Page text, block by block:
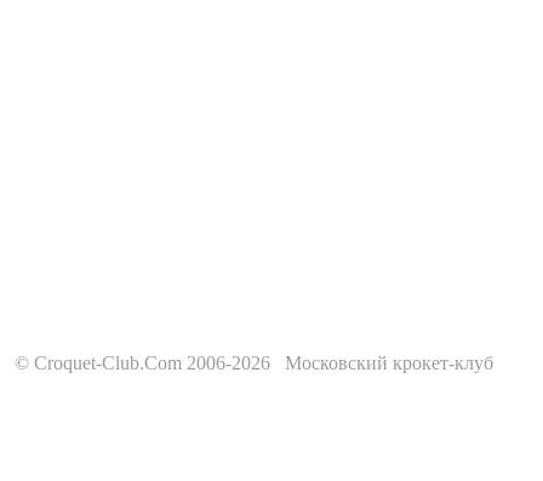
© Croquet-Club.Com 2006-2026 Московский крокет-клуб